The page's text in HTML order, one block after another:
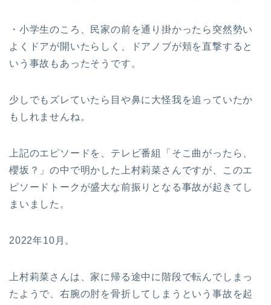
・小学生のころ、民家の前を通り掛かったら突然勢い
よくドアが開いたらしく、ドアノブが頬を直撃すると
いう事故もあったそうです。
少しでもズレていたら目や鼻に大怪我を追っていたか
もしれませんね。
上記のエピソードを、テレビ番組「そこ曲がったら、
櫻坂？」の中で明かした上村莉菜さんですが、このエ
ピソードトークが盛大な前振りとなる事故が起きてし
まいました。
2022年10月。
上村莉菜さんは、家に帰る途中に階段で転んでしまっ
たようで、右腕の肘を骨折してしまうという事故を起